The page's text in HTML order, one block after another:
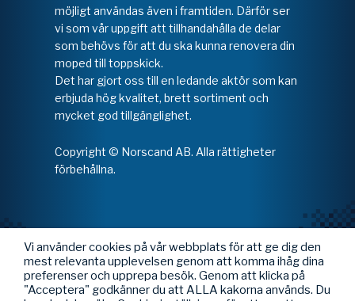
möjligt användas även i framtiden. Därför ser
vi som vår uppgift att tillhandahålla de delar
som behövs för att du ska kunna renovera din
moped till toppskick.
Det har gjort oss till en ledande aktör som kan
erbjuda hög kvalitet, brett sortiment och
mycket god tillgänglighet.
Copyright © Norscand AB. Alla rättigheter
förbehållna.
Vi använder cookies på vår webbplats för att ge dig den
mest relevanta upplevelsen genom att komma ihåg dina
preferenser och upprepa besök. Genom att klicka på
"Acceptera" godkänner du att ALLA kakorna används. Du